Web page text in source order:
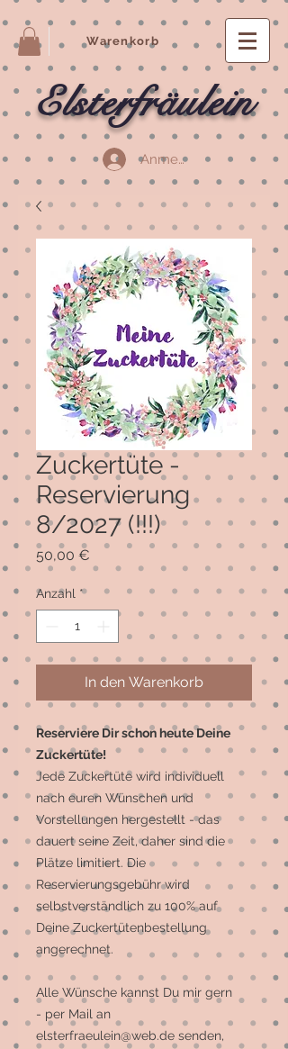
Warenkorb
Elsterfräulein
Anmelden
Zuckertüte -
Reservierung
8/2027 (!!!)
50,00 €
Anzahl *
In den Warenkorb
Reserviere Dir schon heute Deine
Zuckertüte!
Jede Zuckertüte wird individuell
nach euren Wünschen und
Vorstellungen hergestellt - das
dauert seine Zeit, daher sind die
Plätze limitiert. Die
Reservierungsgebühr wird
selbstverständlich zu 100% auf
Deine Zuckertütenbestellung
angerechnet.
Alle Wünsche kannst Du mir gern
- per Mail an
elsterfraeulein@web.de senden,